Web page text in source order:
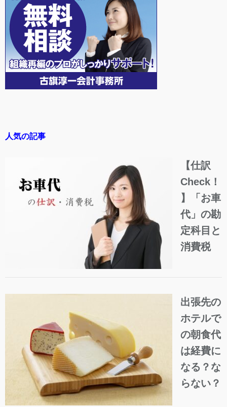
人気の記事
【仕訳
Check！
】「お車
代」の勘
定科目と
消費税
出張先の
ホテルで
の朝食代
は経費に
なる？な
らない？